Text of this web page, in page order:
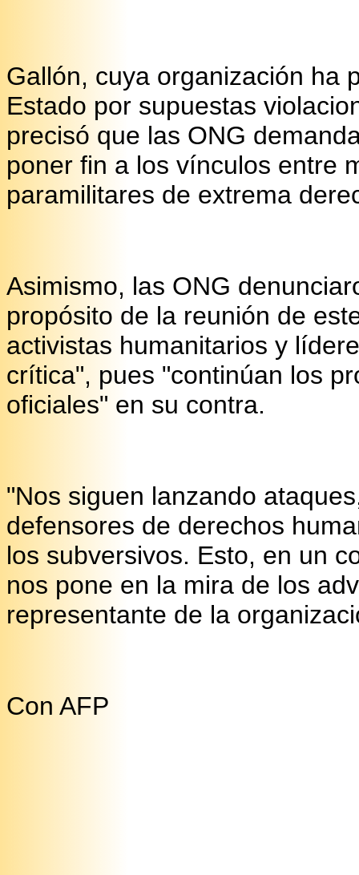
Gallón, cuya organización ha
Estado por supuestas
precisó que las ONG
poner fin a los vínculos entre
paramilitares de extrema
Asimismo, las ONG
propósito de la reunión de
activistas humanitarios y
crítica", pues "continúan los
oficiales" en su contra.
"Nos siguen lanzando
defensores de derechos
los subversivos. Esto, en un
nos pone en la mira de los
representante de la
Con AFP